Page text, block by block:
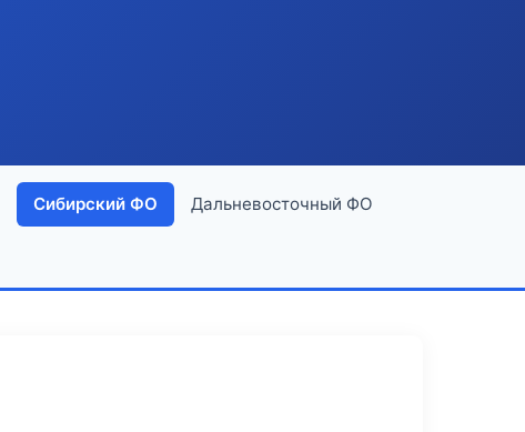
Сибирский ФО Дальневосточный ФО